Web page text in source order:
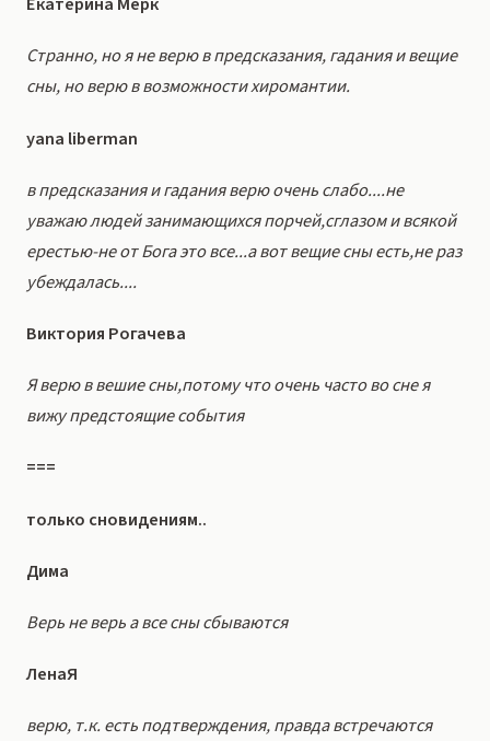
Странно, но я не верю в предсказания, гадания и вещие
сны, но верю в возможности хиромантии.
yana liberman
в предсказания и гадания верю очень слабо....не
уважаю людей занимающихся порчей,сглазом и всякой
ерестью-не от Бога это все...а вот вещие сны есть,не раз
убеждалась....
Виктория Рогачева
Я верю в вешие сны,потому что очень часто во сне я
вижу предстоящие события
===
только сновидениям..
Дима
Верь не верь а все сны сбываются
ЛенаЯ
верю, т.к. есть подтверждения, правда встречаются